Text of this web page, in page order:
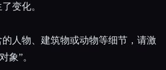
变化。
人物、建筑物或动物等细节，请激
象”。